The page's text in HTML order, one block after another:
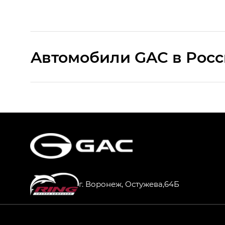
Aвтомобили GAC в
HYPTEC HT — Хайптек Эйч Ти (HYPTEC
AION V — Айон Ви в комплектациях Экс
GS8 — Джи Эс 8 (GS8) в комплектациях
GL
г. Воронеж, Остужева,64Б